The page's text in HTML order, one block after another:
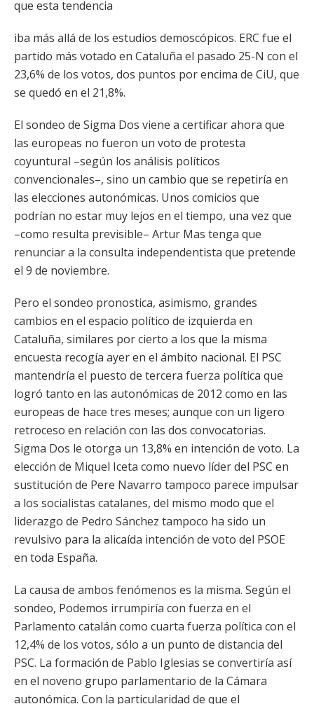
que esta tendencia
iba más allá de los estudios demoscópicos. ERC fue el
partido más votado en Cataluña el pasado 25-N con el
23,6% de los votos, dos puntos por encima de CiU, que
se quedó en el 21,8%.
El sondeo de Sigma Dos viene a certificar ahora que
las europeas no fueron un voto de protesta
coyuntural –según los análisis políticos
convencionales–, sino un cambio que se repetiría en
las elecciones autonómicas. Unos comicios que
podrían no estar muy lejos en el tiempo, una vez que
–como resulta previsible– Artur Mas tenga que
renunciar a la consulta independentista que pretende
el 9 de noviembre.
Pero el sondeo pronostica, asimismo, grandes
cambios en el espacio político de izquierda en
Cataluña, similares por cierto a los que la misma
encuesta recogía ayer en el ámbito nacional. El PSC
mantendría el puesto de tercera fuerza política que
logró tanto en las autonómicas de 2012 como en las
europeas de hace tres meses; aunque con un ligero
retroceso en relación con las dos convocatorias.
Sigma Dos le otorga un 13,8% en intención de voto. La
elección de Miquel Iceta como nuevo líder del PSC en
sustitución de Pere Navarro tampoco parece impulsar
a los socialistas catalanes, del mismo modo que el
liderazgo de Pedro Sánchez tampoco ha sido un
revulsivo para la alicaída intención de voto del PSOE
en toda España.
La causa de ambos fenómenos es la misma. Según el
sondeo, Podemos irrumpiría con fuerza en el
Parlamento catalán como cuarta fuerza política con el
12,4% de los votos, sólo a un punto de distancia del
PSC. La formación de Pablo Iglesias se convertiría así
en el noveno grupo parlamentario de la Cámara
autonómica. Con la particularidad de que el